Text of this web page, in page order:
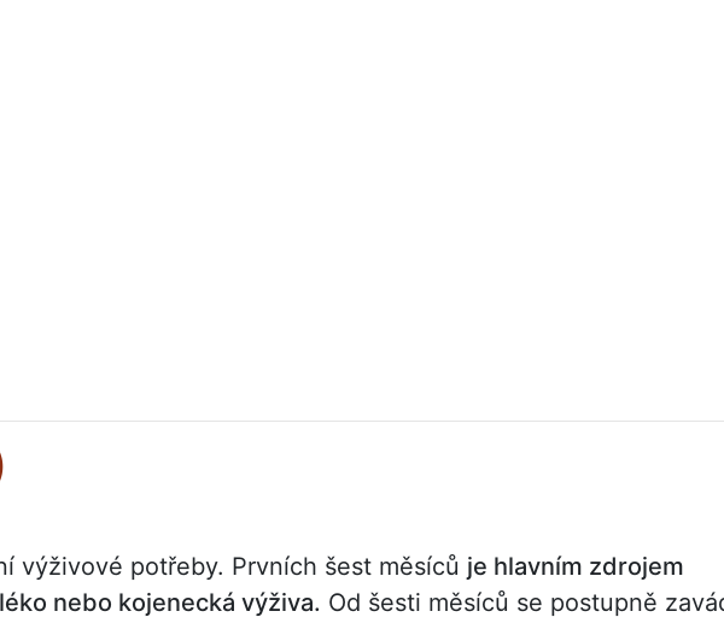
výživové potřeby. Prvních šest měsíců je hlavním zdrojem
nebo kojenecká výživa. Od šesti měsíců se postupně